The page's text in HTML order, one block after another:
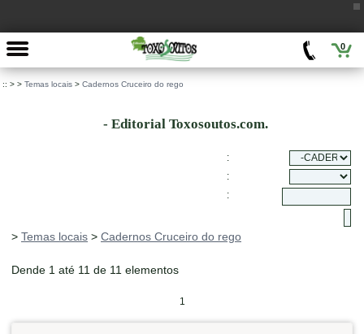
0
:: > > Temas locais > Cadernos Cruceiro do rego
- Editorial Toxosoutos.com.
:
:
:
> Temas locais > Cadernos Cruceiro do rego
Dende 1 até 11 de 11 elementos
1